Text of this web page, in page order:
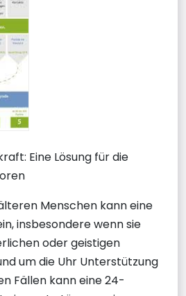
Eine Lösung für die
Menschen kann eine
insbesondere wenn sie
oder geistigen
um die Uhr Unterstützung
Fällen kann eine 24-